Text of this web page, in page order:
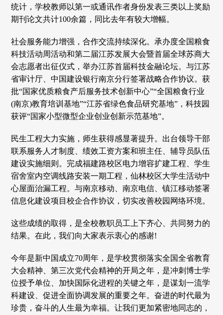
统计，学校教师以第一或通讯作者身份发表三类以上奖励
期刊论文共计100余篇，同比去年有较大增幅。
社会服务能力增强，合作交流持续深化。承办度全国粮食
科技活动周活动和第二届江苏发展大会暨首届全球苏商大
会志愿者出征仪式，举办江苏首届科技金融论坛。与江苏
省审计厅、中国建设银行南京分行签署战略合作协议。获
批“国家优质粮食产后服务技术创新中心”“全国粮食行业
(南京)教育培训基地”“江苏省绿色食品研究基地”，科技园
获评“国家小型微型企业创业创新示范基地”。
民生工程大力实施，师生获得感显著提升。出台领导干部
联系服务人才制度、绩效工资方案和班主任、辅导员队伍
建设实施细则。完成福建路校区电力增容扩建工程、学生
宿舍室内空调线路安装一期工程，仙林校区大学生活动中
心屋面治漏工程。与南京移动、南京电信、镇江移动签署
信息化建设项目校企合作协议，切实改善校园网络环境。
这些成绩的取得，是全校教职员工上下齐心、共同努力的
结果。在此，我们向大家表示衷心的感谢!
今年是新中国成立70周年，是学校贯彻落实全国全省教育
大会精神、第三次党代会精神的开局之年，是冲刺博士学
位授予单位、加快国际化进程的关键之年，是谋划一流学
科建设、促进全面协调发展的重要之年。奋进的时代最为
珍贵，奋斗的人生最为幸福。让我们更加紧密地同志的，